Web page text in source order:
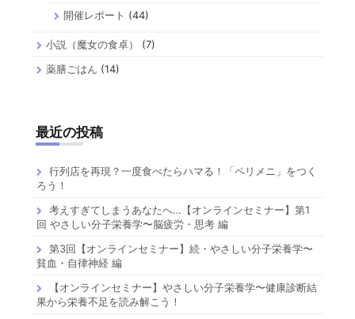
開催レポート (44)
小説（魔女の食卓）
(7)
薬膳ごはん (14)
最近の投稿
行列店を再現？一度食べたらハマる！「ペリメニ」をつく
ろう！
考えすぎてしまうあなたへ…【オンラインセミナー】第1
回 やさしい分子栄養学〜脳疲労・思考 編
第3回【オンラインセミナー】続・やさしい分子栄養学〜
貧血・自律神経 編
【オンラインセミナー】やさしい分子栄養学〜健康診断結
果から栄養不足を読み解こう！